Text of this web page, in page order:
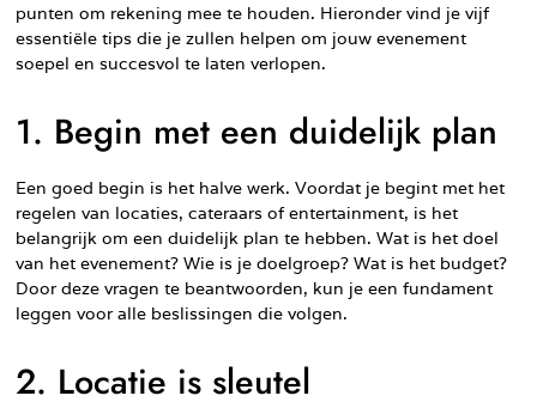
punten om rekening mee te houden. Hieronder vind je vijf
essentiële tips die je zullen helpen om jouw evenement
soepel en succesvol te laten verlopen.
1. Begin met een duidelijk plan
Een goed begin is het halve werk. Voordat je begint met het
regelen van locaties, cateraars of entertainment, is het
belangrijk om een duidelijk plan te hebben. Wat is het doel
van het evenement? Wie is je doelgroep? Wat is het budget?
Door deze vragen te beantwoorden, kun je een fundament
leggen voor alle beslissingen die volgen.
2. Locatie is sleutel